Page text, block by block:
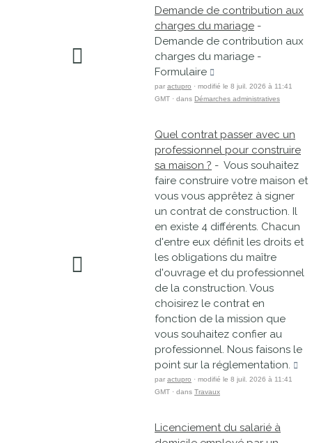
Demande de contribution aux
charges du mariage -
Demande de contribution aux
charges du mariage -
Formulaire
par actupro · modifié le 8 juil. 2026 à 11:41
GMT · dans Démarches administratives
Quel contrat passer avec un
professionnel pour construire
sa maison ? - Vous souhaitez
faire construire votre maison et
vous vous apprêtez à signer
un contrat de construction. Il
en existe 4 différents. Chacun
d'entre eux définit les droits et
les obligations du maître
d'ouvrage et du professionnel
de la construction. Vous
choisirez le contrat en
fonction de la mission que
vous souhaitez confier au
professionnel. Nous faisons le
point sur la réglementation.
par actupro · modifié le 8 juil. 2026 à 11:41
GMT · dans Travaux
Licenciement du salarié à